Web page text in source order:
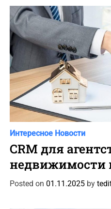
e
s
C
a
t
e
g
Интересное Новости
CRM для
недвижимости
данных
Posted on 01.11.2025 by